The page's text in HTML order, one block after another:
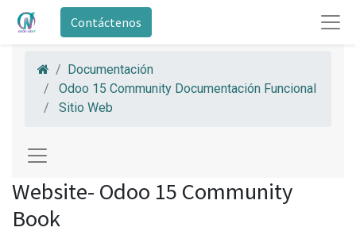
Contáctenos
Documentación
Odoo 15 Community Documentación Funcional
Sitio Web
Website- Odoo 15 Community
Book